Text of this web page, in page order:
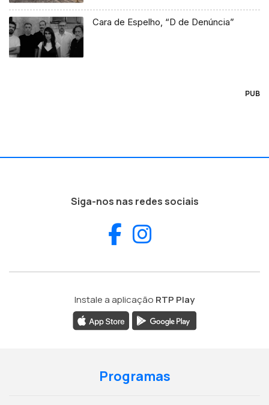
Cara de Espelho, “D de Denúncia”
PUB
Siga-nos nas redes sociais
Facebook
Instale a aplicação RTP Play
Programas